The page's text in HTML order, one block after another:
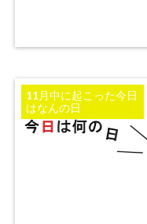
11月中に起こった今日
はなんの日